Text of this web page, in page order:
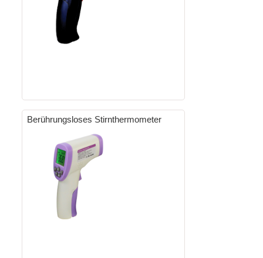
Berührungsloses Stirnthermometer